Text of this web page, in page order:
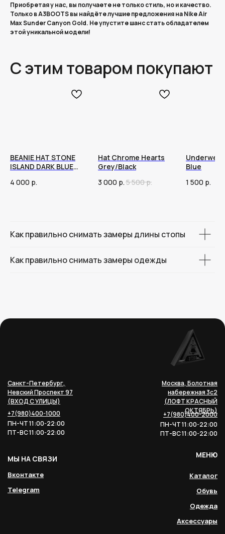
Приобретая у нас, вы получаете не только стиль, но и качество.
Только в A3BOOTS вы найдёте лучшие предложения на Nike Air
Max Sunder Canyon Gold. Не упустите шанс стать обладателем
этой уникальной модели!
С этим товаром покупают
BEANIE HAT STONE
ISLAND DARK BLUE
4 000 р.
Hat Chrome Hearts
Grey/Black
3 000 р. 5 500 р.
Blue
1 500 р.
Как правильно снимать замеры длины стопы
Как правильно снимать замеры одежды
Санкт-Петербург,
Невский Проспект 97
(ВХОД С УЛИЦЫ)
+7(980)400-1000
ПН-ЧТ 11:00-22:00
ПТ-ВС 11:00-22:00
Москва, Болотная
набережная 3с2
(ЛОФТ КРАСНЫЙ
ОКТЯБРЬ)
+7(980)400-2000
ПН-ЧТ 11:00-22:00
ПТ-ВС 11:00-22:00
МЕНЮ
Каталог
Обувь
Одежда
Аксессуары
МЫ НА СВЯЗИ
Вконтакте
Telegram